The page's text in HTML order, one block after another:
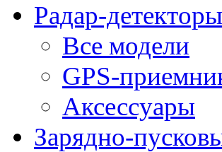
Радар-детекторы
Все модели
GPS-
Аксессуары
Зарядно-